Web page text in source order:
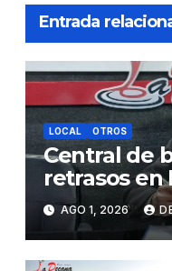
Entrada
LOCAL OTROS
Central de
retrasos en
de Agua y
Juliaca
AGO 1, 2026